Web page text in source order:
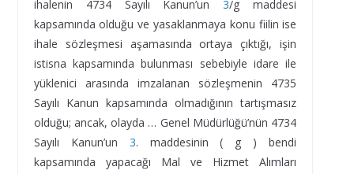
ihalenin 4734 Sayılı Kanun’un3/g maddesi
kapsamında olduğu ve yasaklanmaya konu fiilin ise
ihale sözleşmesi aşamasında ortaya çıktığı, işin
istisna kapsamında bulunması sebebiyle idare ile
yüklenici arasında imzalanan sözleşmenin 4735
Sayılı Kanun kapsamında olmadığının tartışmasız
olduğu; ancak, olayda … Genel Müdürlüğü’nün 4734
Sayılı Kanun’un 3. maddesinin ( g ) bendi
kapsamında yapacağı Mal ve Hizmet Alımları